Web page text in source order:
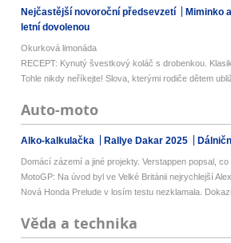
Nejčastější novoroční předsevzetí Miminko
letní dovolenou
Okurková limonáda
RECEPT: Kynutý švestkový koláč s drobenkou.
Tohle nikdy neříkejte! Slova, kterými rodiče dětem
Auto-moto
Alko-kalkulačka Rallye Dakar 2025
Domácí zázemí a jiné projekty. Verstappen popsal, co
MotoGP: Na úvod byl ve Velké Británii nejrychlejší
Nová Honda Prelude v losím testu nezklamala.
Věda a technika